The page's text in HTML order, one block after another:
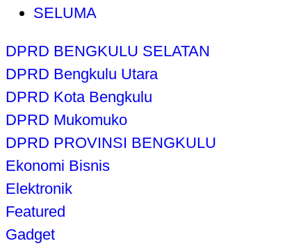
SELUMA
DPRD BENGKULU SELATAN
DPRD Bengkulu Utara
DPRD Kota Bengkulu
DPRD Mukomuko
DPRD PROVINSI BENGKULU
Ekonomi Bisnis
Elektronik
Featured
Gadget